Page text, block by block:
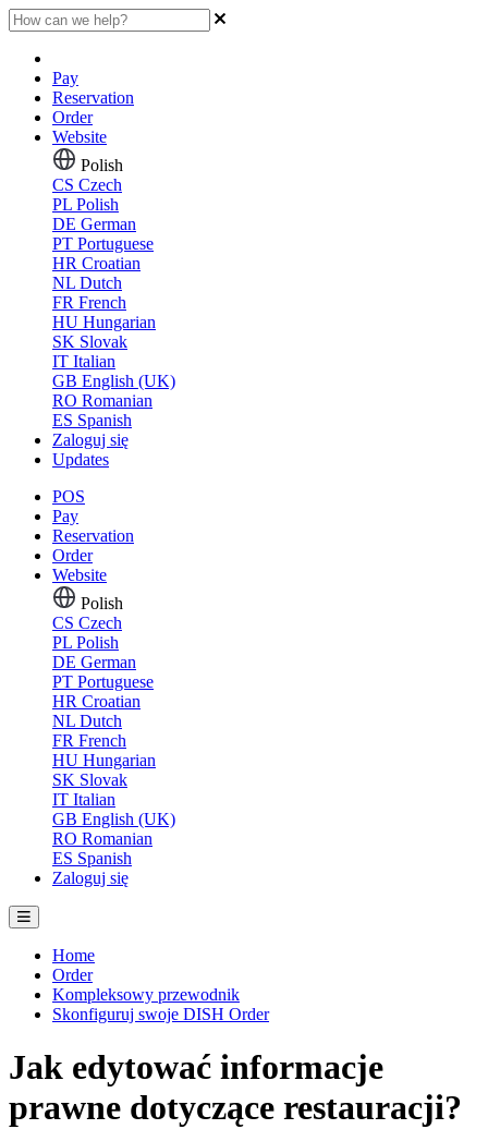
Pay
Reservation
Order
Website
Polish
CS Czech
PL Polish
DE German
PT Portuguese
HR Croatian
NL Dutch
FR French
HU Hungarian
SK Slovak
IT Italian
GB English (UK)
RO Romanian
ES Spanish
Zaloguj się
Updates
POS
Pay
Reservation
Order
Website
Polish
CS Czech
PL Polish
DE German
PT Portuguese
HR Croatian
NL Dutch
FR French
HU Hungarian
SK Slovak
IT Italian
GB English (UK)
RO Romanian
ES Spanish
Zaloguj się
Home
Order
Kompleksowy przewodnik
Skonfiguruj swoje DISH Order
Jak edytować informacje
prawne dotyczące restauracji?